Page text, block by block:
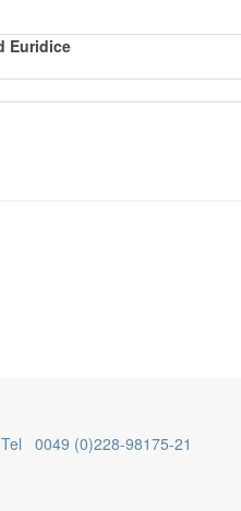
Euridice
Tel 0049 (0)228-98175-21